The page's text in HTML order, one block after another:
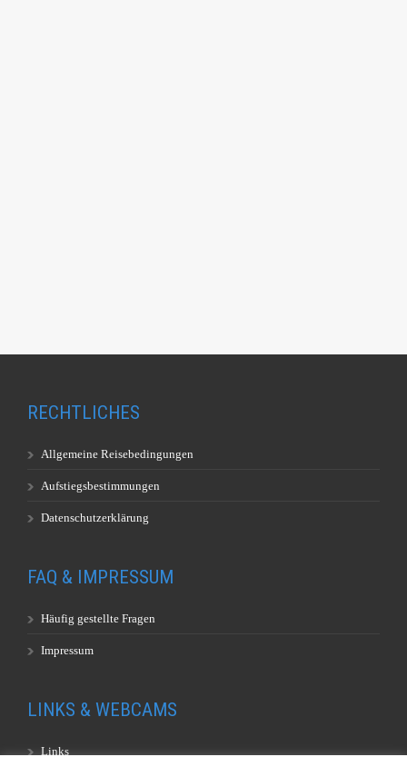
RECHTLICHES
Allgemeine Reisebedingungen
Aufstiegsbestimmungen
Datenschutzerklärung
FAQ & IMPRESSUM
Häufig gestellte Fragen
Impressum
LINKS & WEBCAMS
Links